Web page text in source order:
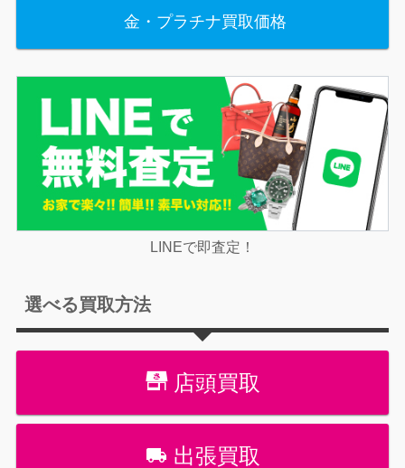
金・プラチナ買取価格
LINEで即査定！
選べる買取方法
店頭買取
出張買取